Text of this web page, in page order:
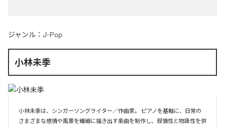
ジャンル： J-Pop
小林未季
小林未季は、シンガーソングライター／作曲家。 ピアノを基軸に、日常の
さまざまな感情や風景を繊細に描き出す楽曲を制作し、叙情性と物語性を併